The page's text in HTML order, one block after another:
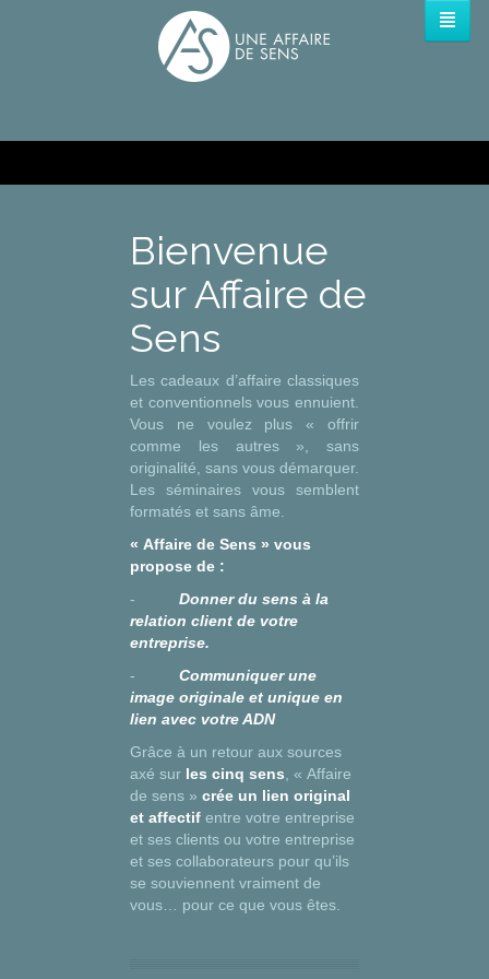
Bienvenue
sur Affaire de
Sens
Les cadeaux d’affaire classiques
et conventionnels vous ennuient.
Vous ne voulez plus « offrir
comme les autres », sans
originalité, sans vous démarquer.
Les séminaires vous semblent
formatés et sans âme.
« Affaire de Sens » vous
propose de :
- Donner du sens à la
relation client de votre
entreprise.
- Communiquer une
image originale et unique en
lien avec votre ADN
Grâce à un retour aux sources
axé sur les cinq sens , « Affaire
de sens » crée un lien original
et affectif entre votre entreprise
et ses clients ou votre entreprise
et ses collaborateurs pour qu’ils
se souviennent vraiment de
vous… pour ce que vous êtes.